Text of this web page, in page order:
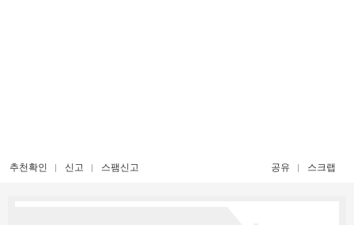
추천확인 신고 스팸신고 공유 스크랩